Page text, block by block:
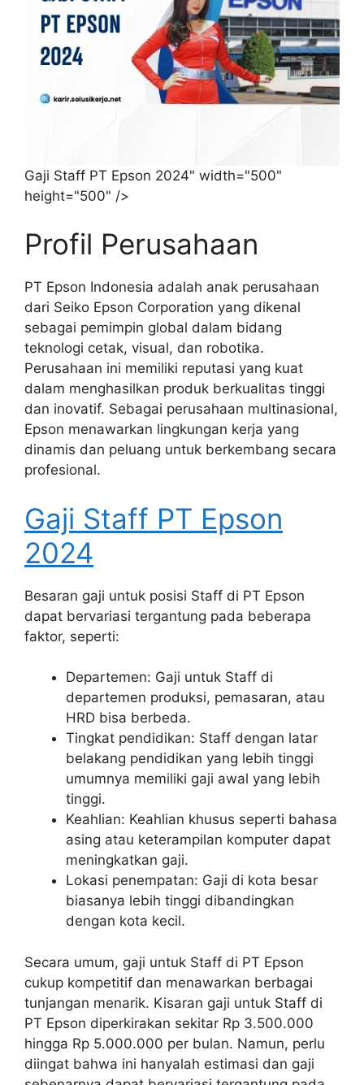
Gaji Staff PT Epson 2024" width="500"
height="500" />
Profil Perusahaan
PT Epson Indonesia adalah anak perusahaan
dari Seiko Epson Corporation yang dikenal
sebagai pemimpin global dalam bidang
teknologi cetak, visual, dan robotika.
Perusahaan ini memiliki reputasi yang kuat
dalam menghasilkan produk berkualitas tinggi
dan inovatif. Sebagai perusahaan multinasional,
Epson menawarkan lingkungan kerja yang
dinamis dan peluang untuk berkembang secara
profesional.
Gaji Staff PT Epson
2024
Besaran gaji untuk posisi Staff di PT Epson
dapat bervariasi tergantung pada beberapa
faktor, seperti:
Departemen: Gaji untuk Staff di
departemen produksi, pemasaran, atau
HRD bisa berbeda.
Tingkat pendidikan: Staff dengan latar
belakang pendidikan yang lebih tinggi
umumnya memiliki gaji awal yang lebih
tinggi.
Keahlian: Keahlian khusus seperti bahasa
asing atau keterampilan komputer dapat
meningkatkan gaji.
Lokasi penempatan: Gaji di kota besar
biasanya lebih tinggi dibandingkan
dengan kota kecil.
Secara umum, gaji untuk Staff di PT Epson
cukup kompetitif dan menawarkan berbagai
tunjangan menarik. Kisaran gaji untuk Staff di
PT Epson diperkirakan sekitar Rp 3.500.000
hingga Rp 5.000.000 per bulan. Namun, perlu
diingat bahwa ini hanyalah estimasi dan gaji